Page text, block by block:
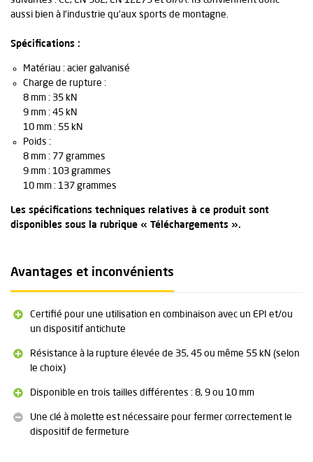
aussi bien à l'industrie qu'aux sports de montagne.
Spécifications :
Matériau : acier galvanisé
Charge de rupture :
8 mm : 35 kN
9 mm : 45 kN
10 mm : 55 kN
Poids :
8 mm : 77 grammes
9 mm : 103 grammes
10 mm : 137 grammes
Les spécifications techniques relatives à ce produit sont
disponibles sous la rubrique « Téléchargements ».
Avantages et inconvénients
Certifié pour une utilisation en combinaison avec un EPI et/ou
un dispositif antichute
Résistance à la rupture élevée de 35, 45 ou même 55 kN (selon
le choix)
Disponible en trois tailles différentes : 8, 9 ou 10 mm
Une clé à molette est nécessaire pour fermer correctement le
dispositif de fermeture